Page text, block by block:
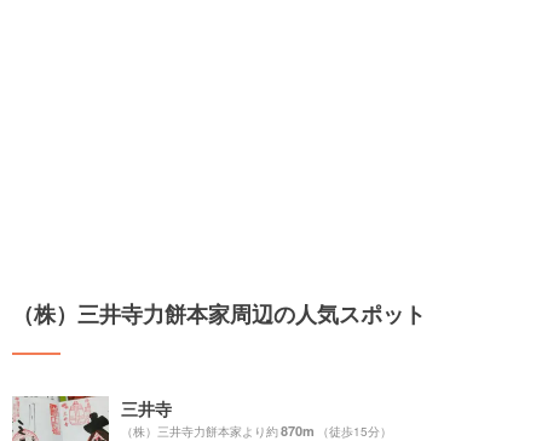
（株）三井寺力餅本家周辺の人気スポット
三井寺
（株）三井寺力餅本家より約870m （徒歩15分）